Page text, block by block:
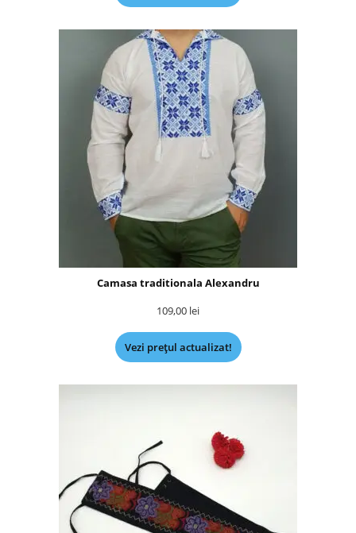
Camasa traditionala Alexandru
109,00 lei
Vezi prețul actualizat!